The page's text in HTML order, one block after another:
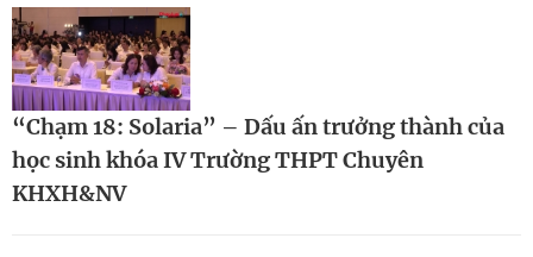
“Chạm 18: Solaria” – Dấu ấn trưởng thành của
học sinh khóa IV Trường THPT Chuyên
KHXH&NV